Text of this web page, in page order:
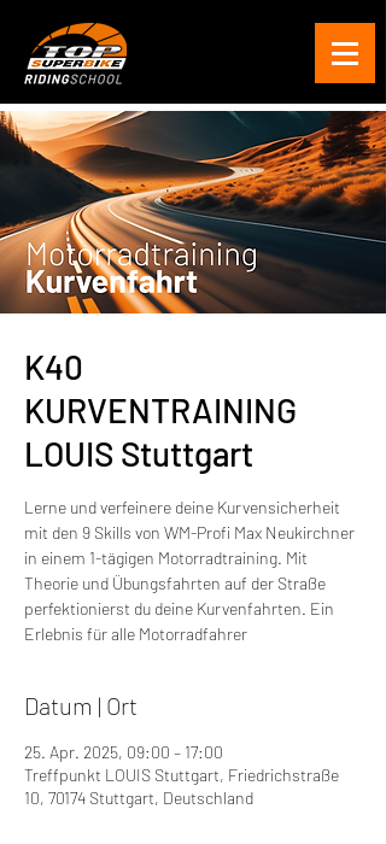
K40
KURVENTRAINING
LOUIS Stuttgart
Lerne und verfeinere deine Kurvensicherheit
mit den 9 Skills von WM-Profi Max Neukirchner
in einem 1-tägigen Motorradtraining. Mit
Theorie und Übungsfahrten auf der Straße
perfektionierst du deine Kurvenfahrten. Ein
Erlebnis für alle Motorradfahrer
Datum | Ort
25. Apr. 2025, 09:00 – 17:00
Treffpunkt LOUIS Stuttgart, Friedrichstraße
10, 70174 Stuttgart, Deutschland